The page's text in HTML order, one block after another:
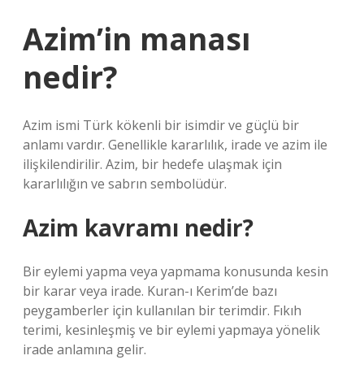
Azim’in manası
nedir?
Azim ismi Türk kökenli bir isimdir ve güçlü bir
anlamı vardır. Genellikle kararlılık, irade ve azim ile
ilişkilendirilir. Azim, bir hedefe ulaşmak için
kararlılığın ve sabrın sembolüdür.
Azim kavramı nedir?
Bir eylemi yapma veya yapmama konusunda kesin
bir karar veya irade. Kuran-ı Kerim’de bazı
peygamberler için kullanılan bir terimdir. Fıkıh
terimi, kesinleşmiş ve bir eylemi yapmaya yönelik
irade anlamına gelir.